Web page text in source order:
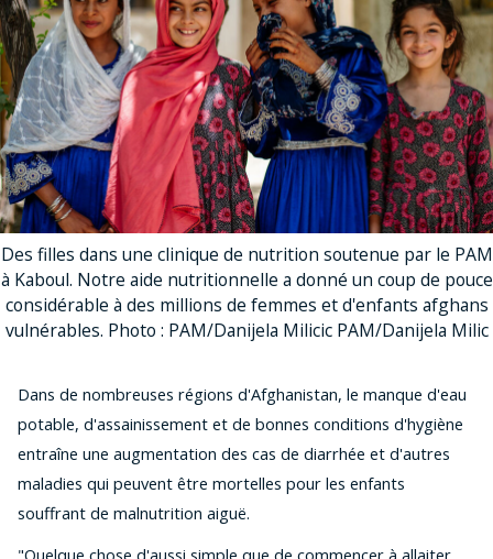
Des filles dans une clinique de nutrition soutenue par le PAM
à Kaboul. Notre aide nutritionnelle a donné un coup de pouce
considérable à des millions de femmes et d'enfants afghans
vulnérables. Photo : PAM/Danijela Milicic PAM/Danijela Milic
Dans de nombreuses régions d'Afghanistan, le manque d'eau
potable, d'assainissement et de bonnes conditions d'hygiène
entraîne une augmentation des cas de diarrhée et d'autres
maladies qui peuvent être mortelles pour les enfants
souffrant de malnutrition aiguë.
"Quelque chose d'aussi simple que de commencer à allaiter